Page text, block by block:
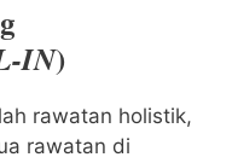
IN)
rawatan holistik,
rawatan di